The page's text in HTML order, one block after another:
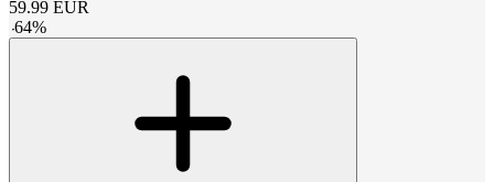
59.99 EUR
-64%